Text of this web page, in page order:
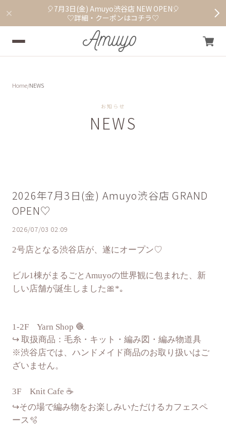
🎈7月3日(金) Amuyo渋谷店 NEW OPEN🎈
♡詳細・クーポンはコチラ♡
Home NEWS
お知らせ
NEWS
2026年7月3日(金) Amuyo渋谷店 GRAND
OPEN♡
2026/07/03 02:09
2号店となる渋谷店が、遂にオープン♡
ビル1棟がまるごとAmuyoの世界観に包まれた、新
しい店舗が誕生しました🎀*｡
1-2F Yarn Shop 🧶
↪︎ 取扱商品：毛糸・キット・編み図・編み物道具
※渋谷店では、ハンドメイド商品のお取り扱いはご
ざいません。
3F Knit Cafe ☕️
↪︎その場で編み物をお楽しみいただけるカフェスペ
ース🫧